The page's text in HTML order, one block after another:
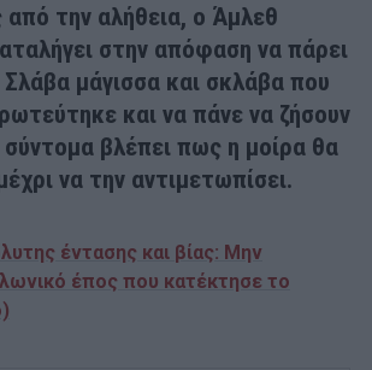
από την αλήθεια, ο Άμλεθ
στην απόφαση να πάρει
μάγισσα και σκλάβα που
και να πάνε να ζήσουν
βλέπει πως η μοίρα θα
να την αντιμετωπίσει.
έπος που κατέκτησε το